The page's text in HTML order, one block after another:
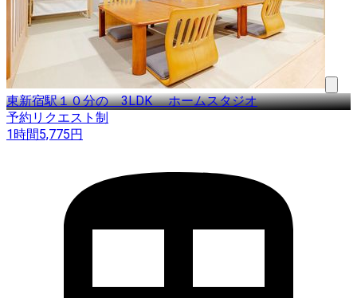
東新宿駅１０分の 3LDK ホームスタジオ
予約リクエスト制
1時間5,775円